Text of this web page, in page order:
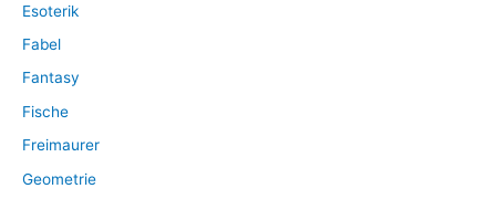
Esoterik
Fabel
Fantasy
Fische
Freimaurer
Geometrie